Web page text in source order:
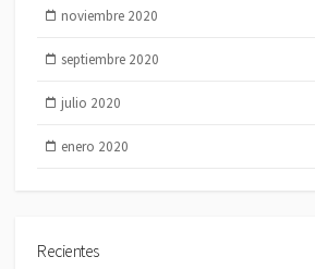
noviembre 2020
septiembre 2020
julio 2020
enero 2020
Recientes